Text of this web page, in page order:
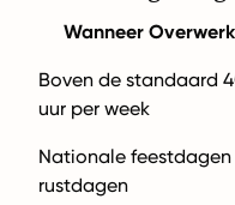
Wanneer Overwerk
Boven de standaard
uur per week
Nationale feestdagen
rustdagen